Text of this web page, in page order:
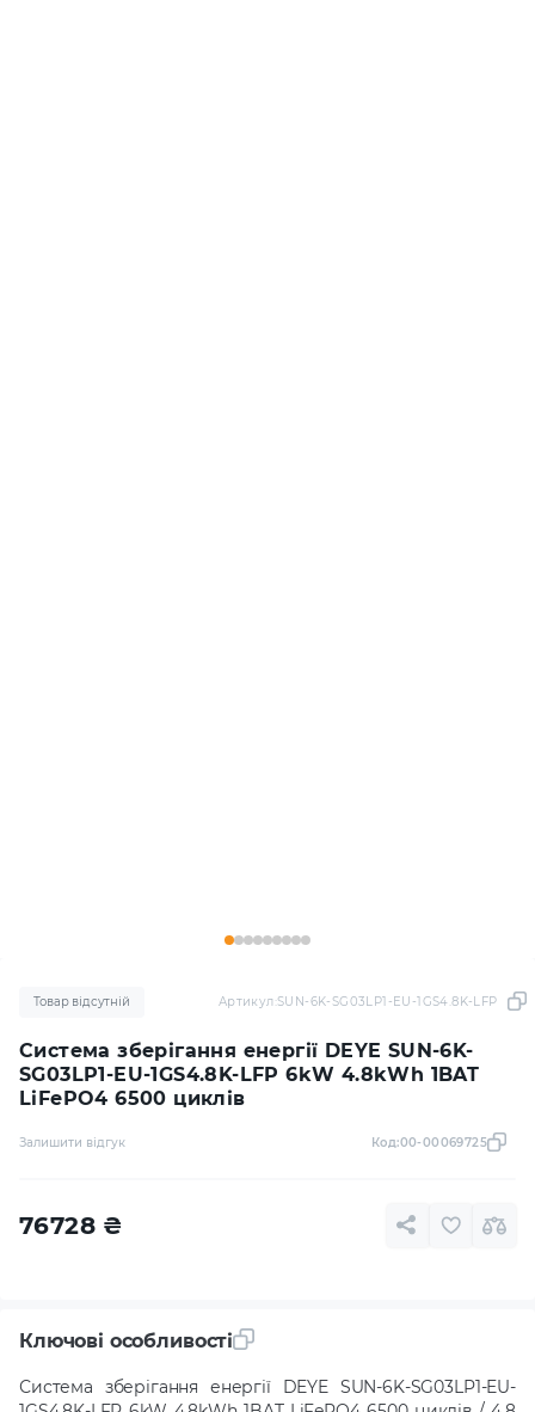
Система зберігання енергії DEYE SUN-6K-
SG03LP1-EU-1GS4.8K-LFP 6kW 4.8kWh 1BAT
LiFePO4 6500 циклів
Товар відсутній Артикул:SUN-6K-SG03LP1-EU-1GS4.8K-LFP
Залишити відгук Код:00-00069725
76728 ₴
Ключові особливості
Система зберігання енергії DEYE SUN-6K-SG03LP1-EU-